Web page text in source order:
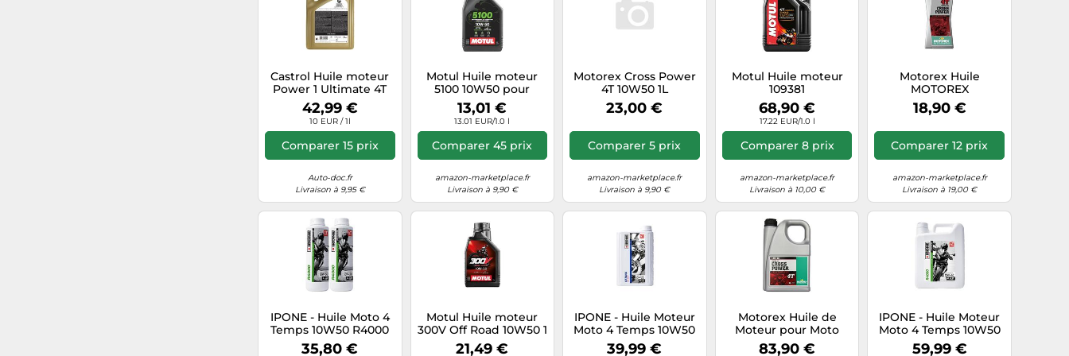
Castrol Huile moteur
Power 1 Ultimate 4T
10W-50 API SN JASO
MA2 4 L
42,99 €
10 EUR / 1l
Comparer 15 prix
Auto-doc.fr
Livraison à 9,95 €
Motul Huile moteur
5100 10W50 pour
moteurs 4T 1 L
13,01 €
13.01 EUR/1.0 l
Comparer 45 prix
amazon-marketplace.fr
Livraison à 9,90 €
Motorex Cross Power
4T 10W50 1L
23,00 €
Comparer 5 prix
amazon-marketplace.fr
Livraison à 9,90 €
Motul Huile moteur
109381
68,90 €
17.22 EUR/1.0 l
Comparer 8 prix
amazon-marketplace.fr
Livraison à 10,00 €
Motorex Huile
MOTOREX
Synthetique Cross
Power 10w50 4 T
18,90 €
Comparer 12 prix
amazon-marketplace.fr
Livraison à 19,00 €
IPONE - Huile Moto 4
Temps 10W50 R4000
RS - Semi-
35,80 €
Motul Huile moteur
300V Off Road 10W50 1
l Clair
21,49 €
IPONE - Huile Moteur
Moto 4 Temps 10W50
Katana Off-Road -
39,99 €
Motorex Huile de
Moteur pour Moto
Cross Power SAE
83,90 €
IPONE - Huile Moteur
Moto 4 Temps 10W50
R4000 - Bidon 4 Litres
59,99 €